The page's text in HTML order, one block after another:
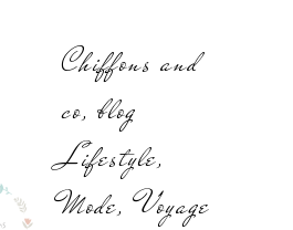
Chiffons and
co, blog
Lifestyle,
Mode, Voyage